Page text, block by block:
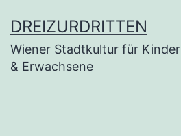
Inhalt
springen
DREIZURDRITTEN
Wiener Stadtkultur für Kinder
& Erwachsene